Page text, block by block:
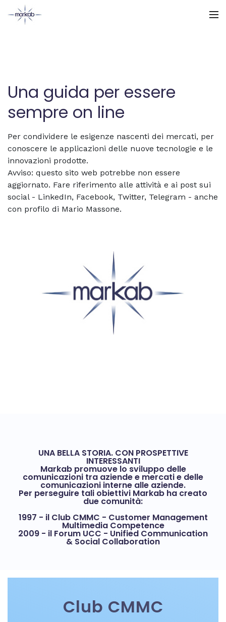
Premi Club CMMC 2021
Settimana CMMC
AI & CMMC
Video CMMC
Una guida per essere
sempre on line
Per condividere le esigenze nascenti dei mercati, per
conoscere le applicazioni delle nuove tecnologie e le
innovazioni prodotte.
Avviso: questo sito web potrebbe non essere
aggiornato. Fare riferimento alle attività e ai post sui
social - LinkedIn, Facebook, Twitter, Telegram - anche
con profilo di Mario Massone.
UNA BELLA STORIA. CON PROSPETTIVE
INTERESSANTI
Markab promuove lo sviluppo delle
comunicazioni tra aziende e mercati e delle
comunicazioni interne alle aziende.
Per perseguire tali obiettivi Markab ha creato
due comunità:
1997 - il Club CMMC - Customer Management
Multimedia Competence
2009 - il Forum UCC - Unified Communication
& Social Collaboration
Club CMMC